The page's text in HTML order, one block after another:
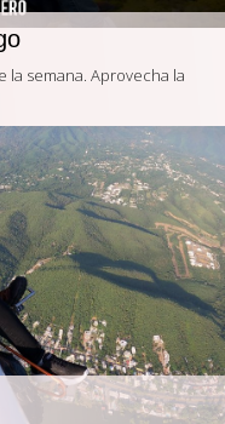
semana. Aprovecha la